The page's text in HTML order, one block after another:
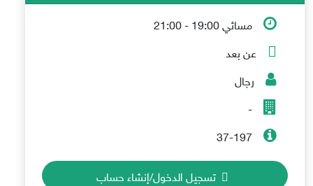
مسائي 19:00 - 21:00
عن بعد
رجال
-
37-197
تسجيل الدخول/إنشاء حساب